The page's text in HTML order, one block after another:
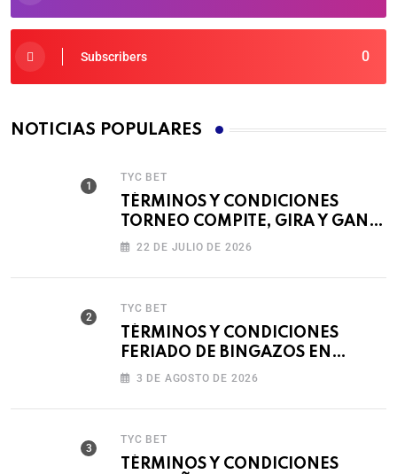
0
Subscribers
NOTICIAS POPULARES
TYC BET
TÉRMINOS Y CONDICIONES
TORNEO COMPITE, GIRA Y GANA
🎰 22 DE JULIO DE 2026
TYC BET
TÉRMINOS Y CONDICIONES
FERIADO DE BINGAZOS EN
BET593
3 DE AGOSTO DE 2026
TYC BET
TÉRMINOS Y CONDICIONES